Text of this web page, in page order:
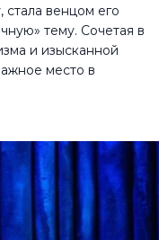
стала венцом его
тему. Сочетая в
и изысканной
место в